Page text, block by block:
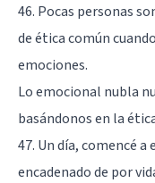
46. Pocas personas
de ética común
emociones.
Lo emocional nubla
basándonos en la
47. Un día, comencé
encadenado de por